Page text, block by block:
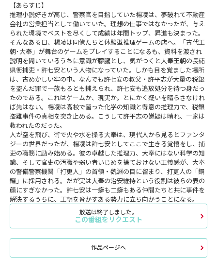
【あらすじ】
推理小説好きが高じ、警察官を目指していた楊凌は、夢破れて不動産
会社の営業担当として働いていた。理想の仕事ではなかったが、与え
られた環境でベストを尽くして成績は年間トップ、昇進も決まった。
そんなある日、楊凌は同僚たちと体験型推理ゲームの店へ。「古代王
朝･大奉」が舞台のゲームをプレイすることになるも、資料を渡され
説明を聞いているうちに意識が朦朧とし、気がつくと大奉王朝の長砳
県衙捕吏・許七安という人物になっていた。しかも目を覚ました場所
は、古めかしい牢の中。なんでも許七安の叔父・許平志が大量の税銀
を盗んだ罪で一族もろとも捕えられ、許七安も追放処分を待つ身だっ
たのである。これはゲームか、現実か。とにかく疑いを晴らさなけれ
ば先はない。楊凌は高校で習った化学の知識と得意の推理力で、税銀
盗難事件の真相を突き止める。こうして許平志の嫌疑は晴れ、一家は
救われたのだった。
人が空を飛び、術で火や水を操る大奉は、現代人から見るとファンタ
ジーの世界だったが、楊凌は許七安としてここで生きる覚悟をし、捕
吏の職務に励み始める。彼の卓越した推理力、大奉にはない科学の知
識、そして官吏の汚職や弱い者いじめを捨ておけない正義感が、大奉
の警備警察機関「打更人」の首領・魏淵の目に留まり、打更人の「銅
鑼」に採用される。だが実は大奉の治安維持という役割は彼らの表の
顔にすぎなかった。許七安は一癖も二癖もある仲間たちと共に事件を
解決するうちに、王朝を脅かすある勢力に立ち向かうことになる。
放送は終了しました。
この番組をリクエスト
作品ページへ